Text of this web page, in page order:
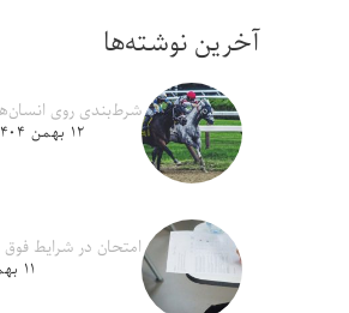
آخرین نوشته‌ها
شرط‌بندی روی
۱۲ بهمن ۱۴۰۴
امتحان در شرایط
۱۱ بهمن ۱۴۰۴